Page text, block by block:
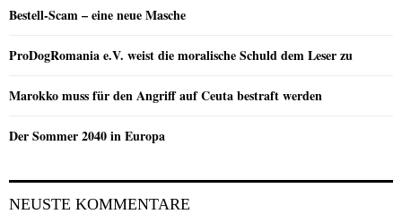
Bestell-Scam – eine neue Masche
ProDogRomania e.V. weist die moralische Schuld dem Leser zu
Marokko muss für den Angriff auf Ceuta bestraft werden
Der Sommer 2040 in Europa
NEUSTE KOMMENTARE